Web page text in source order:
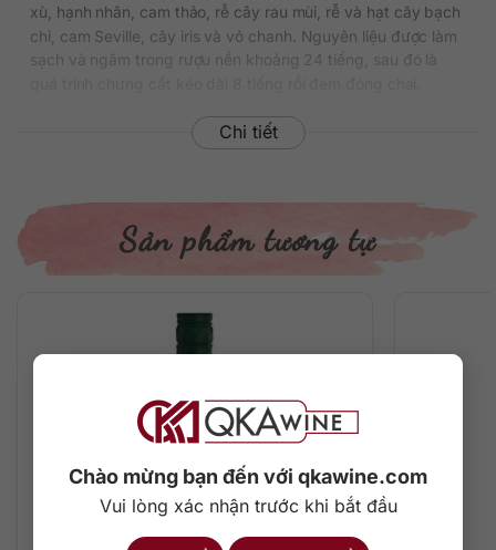
Chào mừng bạn đến với qkawine.com
Vui lòng xác nhận trước khi bắt đầu
xù, hạnh nhân, cam thảo, rễ cây rau mùi, rễ và hạt cây bạch
chỉ, cam Seville, cây iris và vỏ chanh. Nguyên liệu được làm
sạch và ngâm trong rượu nền khoảng 24 tiếng, sau đó là
Năm 2000, rượu Gin Beefeater 1 Lít đã đạt được Huy
chương vàng tại cuộc thi International Wine and Spirits
Thông tin chi tiết về rượu
Xuất xứ: Anh Quốc
Dung tích: 1000 ml
Cách thưởng thức: Uống nguyên chất, thêm đá viên, pha
Mô tả hương vị rượu và gợi ý thưởng thức
Gin Beefeater mang đến hương vị sảng khoái, tươi mát, sạch
sẽ, cay nồng và ngập tràn vị trái cây. Hương thơm đặc trưng
Chi tiết
Sản phẩm tương tự